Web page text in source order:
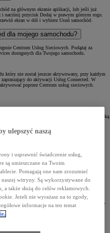
na głównym ekranie aplikacji, lub jeśli już
i naciśnij przycisk Dodaj w prawym górnym rogu.
ekran w dół i wybierz Usuń samochód.
dla mojego samochodu?
Centrum Usług Sieciowych. Podążaj za
dostępnych dla Twojego samochodu.
który nie został jeszcze aktywowany, przy każdym
do aktywacji Usług Connected. W
poprzez Centrum usług sieciowych.
Korzystania oraz zapoznanie się z Polityką
MyToyota, wybierz odpowiedni samochód z
usług.
otwierając Centrum usług sieciowych w zakładce
ulepszyć naszą
i usprawnić świadczenie usług,
są umieszczane na Twoim
Pomagają one nam zrozumieć
witryny. Są wykorzystywane do
a także służą do celów reklamowych.
Jeżeli nie wyrażasz na to zgody,
informacje na ten temat